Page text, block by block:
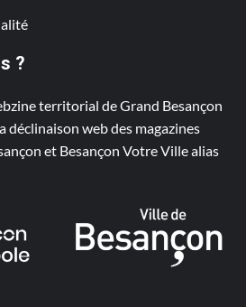
?
territorial de Grand Besançon
déclinaison web des magazines
et Besançon Votre Ville alias